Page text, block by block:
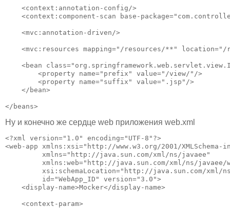
    <context:annotation-config/>
<context:component-scan base-
    <mvc:annotation-driven/>
<mvc:resources mapping="/resources/**" location="/
<bean
        <property name="prefix" value="/view/"/>
        <property name="suffix" value=".jsp"/>
    </bean>
</beans>
Ну и конечно же сердце web приложения web.xml
<?xml version="1.0" encoding="UTF-8"?>
<web-app xmlns:xsi="http://www.w3.org/2001/XMLSchema-
         xmlns="http://java.sun.com/xml/ns/javaee"
xmlns:web="http://java.sun.com/xml/ns/javaee/
xsi:schemaLocation="http://java.sun.com/xml/
         id="WebApp_ID" version="3.0">
    <display-name>Mocker</display-name>
    <context-param>